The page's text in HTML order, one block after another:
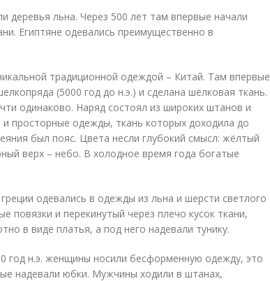
деревья льна. Через 500 лет там впервые начали
Египтяне одевались преимущественно в
традиционной одеждой – Китай. Там впервые
(5000 год до н.э.) и сделана шёлковая ткань.
одинаково. Наряд состоял из широких штанов и
и просторные одежды, ткань которых доходила до
был пояс. Цвета несли глубокий смысл: жёлтый
верх – небо. В холодное время года богатые
одевались в одежды из льна и шерсти светлого
повязки и перекинутый через плечо кусок ткани,
в виде платья, а под него надевали тунику.
год н.э. женщины носили бесформенную одежду, это
надевали юбки. Мужчины ходили в штанах,